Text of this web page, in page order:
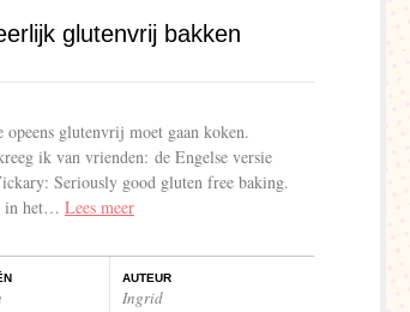
glutenvrij bakken
glutenvrij moet gaan koken.
ik van vrienden: de Engelse versie
Seriously good gluten free baking.
in het… Lees meer
AUTEUR
Ingrid